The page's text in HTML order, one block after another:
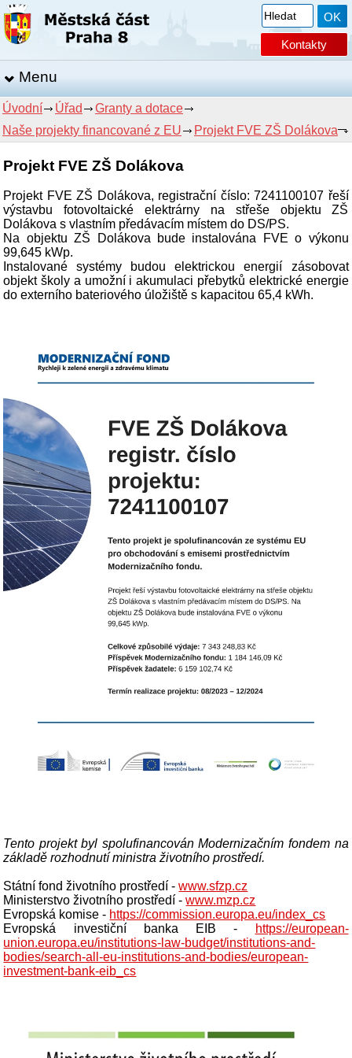
Kontakty
Menu
Úvodní Úřad
Granty a dotace
Naše projekty financované z EU
Projekt FVE ZŠ Dolákova
Projekt FVE ZŠ Dolákova
Projekt FVE ZŠ Dolákova, registrační číslo: 7241100107 řeší
výstavbu fotovoltaické elektrárny na střeše objektu ZŠ
Dolákova s vlastním předávacím místem do DS/PS.
Na objektu ZŠ Dolákova bude instalována FVE o výkonu
99,645 kWp.
Instalované systémy budou elektrickou energií zásobovat
objekt školy a umožní i akumulaci přebytků elektrické energie
do externího bateriového úložiště s kapacitou 65,4 kWh.
Tento projekt byl spolufinancován Modernizačním fondem na
základě rozhodnutí ministra životního prostředí.
Státní fond životního prostředí -www.sfzp.cz
Ministerstvo životního prostředí -www.mzp.cz
Evropská komise - https://commission.europa.eu/index_cs
Evropská investiční banka EIB -
https://european-
union.europa.eu/institutions-law-budget/institutions-and-
bodies/search-all-eu-institutions-and-bodies/european-
investment-bank-eib_cs